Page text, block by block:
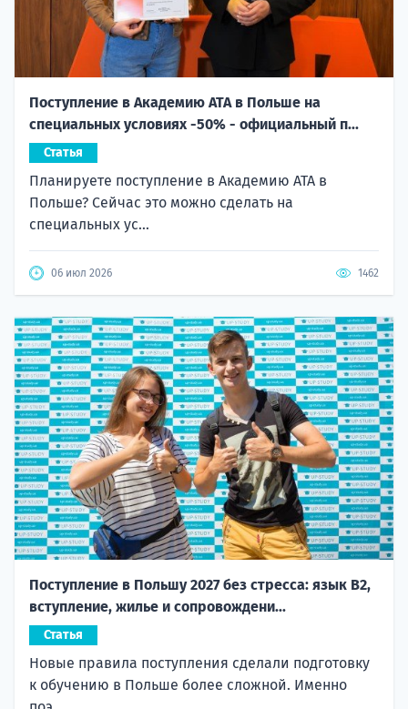
Поступление в Академию ATA в Польше на
специальных условиях -50% - официальный п...
Статья
Планируете поступление в Академию ATA в
Польше? Сейчас это можно сделать на
специальных ус...
06 июл 2026 1462
Поступление в Польшу 2027 без стресса: язык B2,
вступление, жилье и сопровождени...
Статья
Новые правила поступления сделали подготовку
к обучению в Польше более сложной. Именно